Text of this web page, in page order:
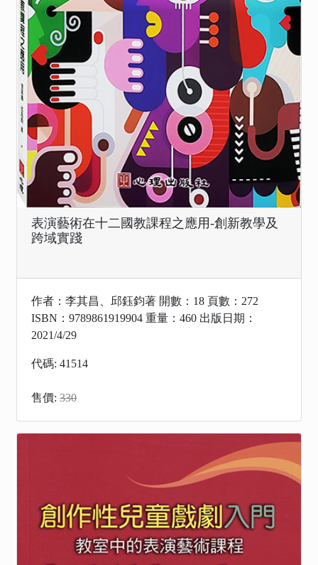
表演藝術在十二國教課程之應用-創新教學及
跨域實踐
作者：李其昌、邱鈺鈞著 開數：18 頁數：272
ISBN：9789861919904 重量：460 出版日期：
2021/4/29
代碼: 41514
售價: 330